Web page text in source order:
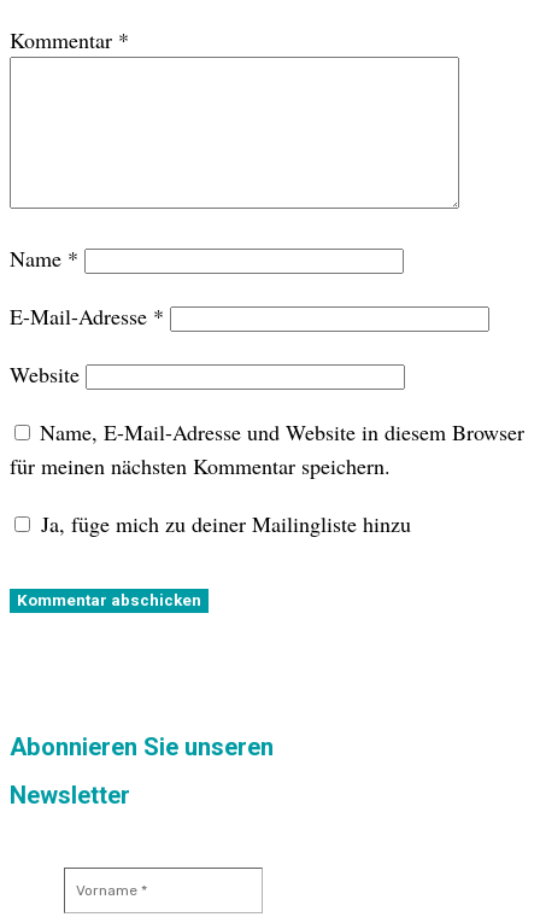
Kommentar *
Name *
E-Mail-Adresse *
Website
Name, E-Mail-Adresse und Website in diesem Browser
für meinen nächsten Kommentar speichern.
Ja, füge mich zu deiner Mailingliste hinzu
Kommentar abschicken
Abonnieren Sie unseren
Newsletter